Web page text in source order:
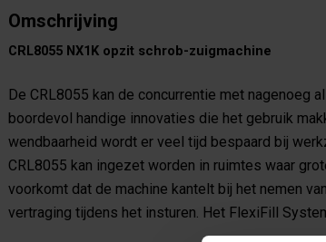
Omschrijving
CRL8055 NX1K opzit schrob-zuigmachine
De CRL8055 kan de concurrentie met nagenoeg
boordevol handige innovaties die het gebruik
wendbaarheid wordt er veel tijd bespaard bij
CRL8055 kan ingezet worden in ruimtes waar
voorkomt dat de machine kantelt bij het nemen
vertraging tijdens het insturen. Het FlexiFill